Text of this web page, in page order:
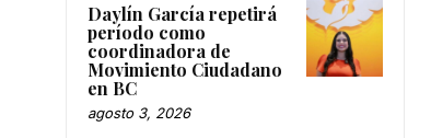
Daylín García repetirá
período como
coordinadora de
Movimiento Ciudadano
en BC
agosto 3, 2026